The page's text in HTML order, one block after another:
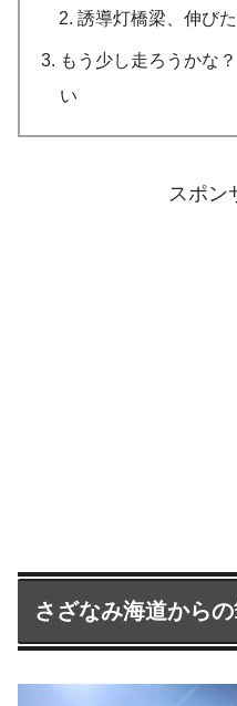
誘導灯橋梁、伸びた
もう少し走ろうかな
い
スポン
さざなみ海道から